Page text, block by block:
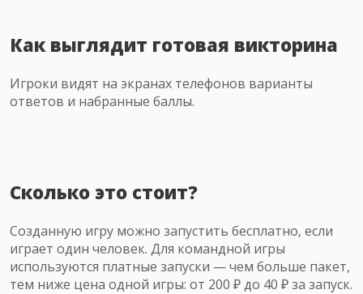
Как выглядит готовая викторина
Игроки видят на экранах телефонов варианты
ответов и набранные баллы.
Сколько это стоит?
Созданную игру можно запустить бесплатно, если
играет один человек. Для командной игры
используются платные запуски — чем больше пакет,
тем ниже цена одной игры: от 200 ₽ до 40 ₽ за запуск.